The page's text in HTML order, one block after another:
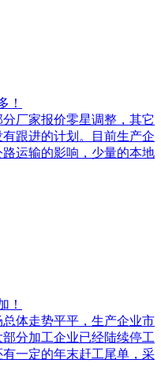
！
厂家报价零星调整，其它
跟进的计划。目前生产企
运输的影响，少量的本地
！
体走势平平，生产企业市
分加工企业已经陆续停工
一定的年末赶工尾单，采